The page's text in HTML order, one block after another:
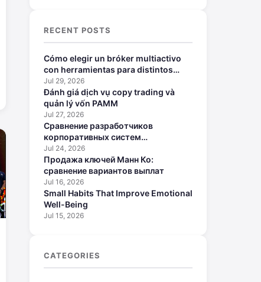
RECENT POSTS
Cómo elegir un bróker multiactivo
con herramientas para distintos
perfiles
Jul 29, 2026
Đánh giá dịch vụ copy trading và
quản lý vốn PAMM
Jul 27, 2026
Сравнение разработчиков
корпоративных систем
искусственного интеллекта
Jul 24, 2026
Продажа ключей Манн Ко:
сравнение вариантов выплат
Jul 16, 2026
Small Habits That Improve Emotional
Well-Being
Jul 15, 2026
CATEGORIES